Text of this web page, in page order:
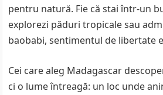
pentru natură. Fie că stai într-un
explorezi păduri tropicale sau
baobabi, sentimentul de libertate
Cei care aleg Madagascar
ci o lume întreagă: un loc unde